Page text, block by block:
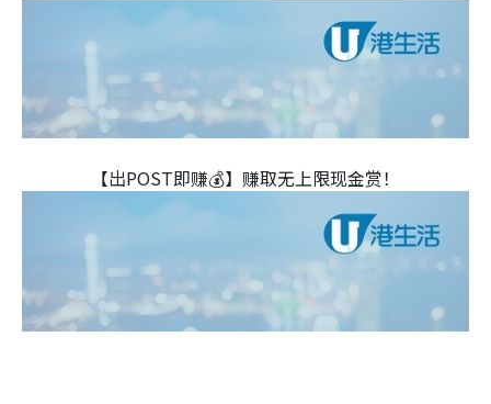
【出POST即赚💰】赚取无上限现金赏！